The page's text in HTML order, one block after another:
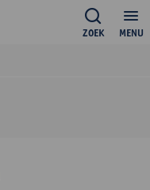
MENU
ZOEK